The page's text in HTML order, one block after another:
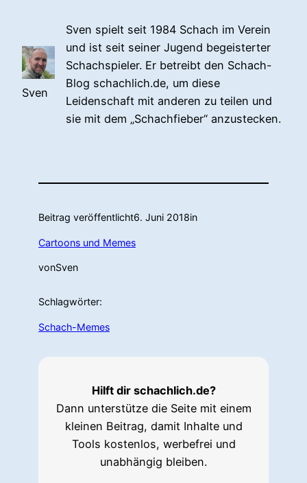
Sven
Sven spielt seit 1984 Schach im Verein
und ist seit seiner Jugend begeisterter
Schachspieler. Er betreibt den Schach-
Blog schachlich.de, um diese
Leidenschaft mit anderen zu teilen und
sie mit dem „Schachfieber“ anzustecken.
Beitrag veröffentlicht6. Juni 2018in
Cartoons und Memes
vonSven
Schlagwörter:
Schach-Memes
Hilft dir schachlich.de?
Dann unterstütze die Seite mit einem
kleinen Beitrag, damit Inhalte und
Tools kostenlos, werbefrei und
unabhängig bleiben.